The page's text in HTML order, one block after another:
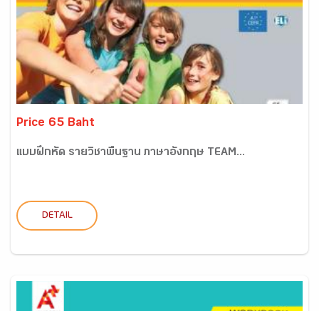
Price 65 Baht
แบบฝึกหัด รายวิชาพื้นฐาน ภาษาอังกฤษ TEAM...
DETAIL